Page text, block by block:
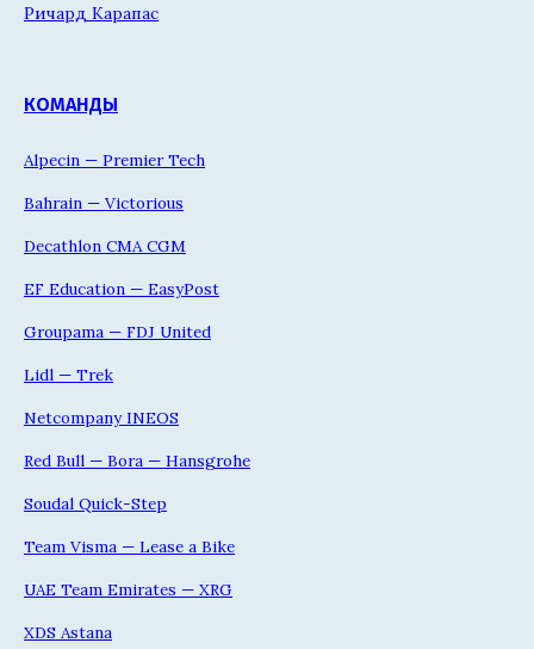
Ричард Карапас
КОМАНДЫ
Alpecin — Premier Tech
Bahrain — Victorious
Decathlon CMA CGM
EF Education — EasyPost
Groupama — FDJ United
Lidl — Trek
Netcompany INEOS
Red Bull — Bora — Hansgrohe
Soudal Quick-Step
Team Visma — Lease a Bike
UAE Team Emirates — XRG
XDS Astana